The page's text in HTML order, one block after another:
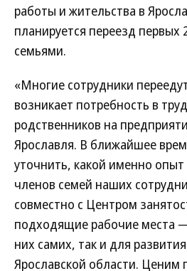
работы и жительства в
планируется переезд первых
семьями.
«Многие сотрудники
возникает потребность в
родственников на
Ярославля. В ближайшее
уточнить, какой именно опыт
членов семей наших
совместно с Центром
подходящие рабочие места
них самих, так и для
Ярославской области. Ценим